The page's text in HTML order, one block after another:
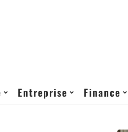
Entreprise Finance